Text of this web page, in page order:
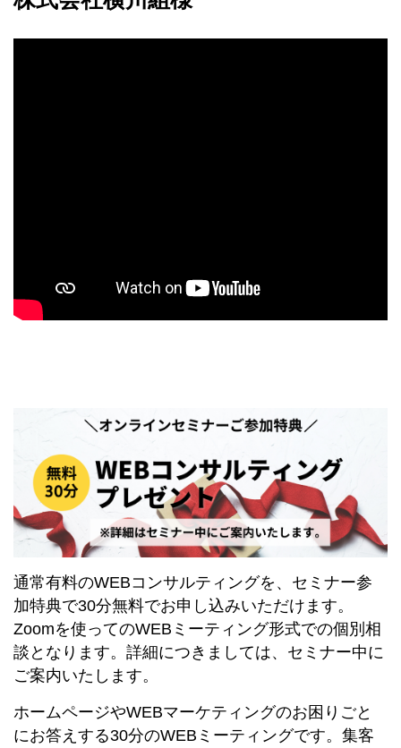
通常有料のWEBコンサルティングを、セミナー参
加特典で30分無料でお申し込みいただけます。
Zoomを使ってのWEBミーティング形式での個別相
談となります。詳細につきましては、セミナー中に
ご案内いたします。
ホームページやWEBマーケティングのお困りごと
にお答えする30分のWEBミーティングです。集客